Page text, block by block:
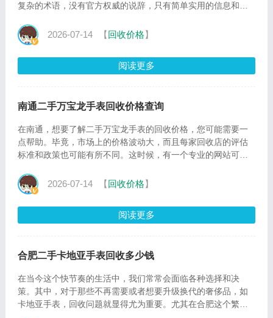
复杂的术语，没有官方权威的说辞，只有简单实用的信息和建
2026-07-14 【回收价格】
阅读更多
南通二手万宝龙手表回收价格查询
在南通，想要了解二手万宝龙手表的回收价格，您可能需要一
点帮助。毕竟，市场上的价格波动大，而且每家回收店的评估
标准和政策也可能有所不同。这时候，有一个专业的网站可以
2026-07-14 【回收价格】
阅读更多
合肥二手卡地亚手表回收多少钱
在当今这个快节奏的生活中，我们常常会面临各种选择和决
策。其中，对于那些不再需要或者想要升级换代的奢侈品，如
卡地亚手表，回收问题就显得尤为重要。尤其在合肥这个繁华